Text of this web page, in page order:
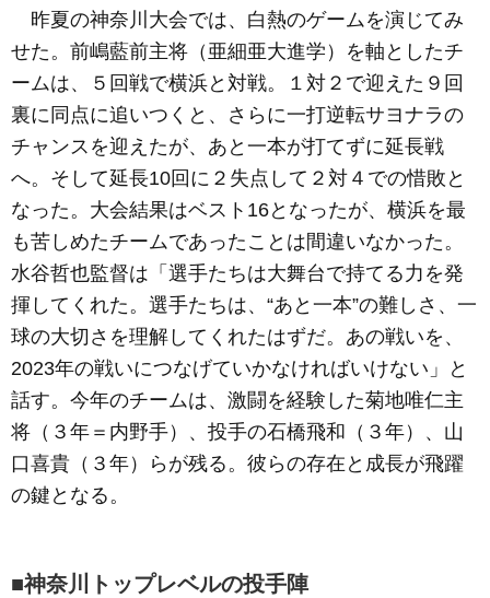
昨夏の神奈川大会では、白熱のゲームを演じてみ
せた。前嶋藍前主将（亜細亜大進学）を軸としたチ
ームは、５回戦で横浜と対戦。１対２で迎えた９回
裏に同点に追いつくと、さらに一打逆転サヨナラの
チャンスを迎えたが、あと一本が打てずに延長戦
へ。そして延長10回に２失点して２対４での惜敗と
なった。大会結果はベスト16となったが、横浜を最
も苦しめたチームであったことは間違いなかった。
水谷哲也監督は「選手たちは大舞台で持てる力を発
揮してくれた。選手たちは、“あと一本”の難しさ、一
球の大切さを理解してくれたはずだ。あの戦いを、
2023年の戦いにつなげていかなければいけない」と
話す。今年のチームは、激闘を経験した菊地唯仁主
将（３年＝内野手）、投手の石橋飛和（３年）、山
口喜貴（３年）らが残る。彼らの存在と成長が飛躍
の鍵となる。
■神奈川トップレベルの投手陣